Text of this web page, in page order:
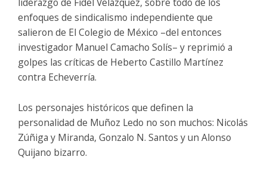
enfoques de sindicalismo independiente que
salieron de El Colegio de México –del entonces
investigador Manuel Camacho Solís– y reprimió a
golpes las críticas de Heberto Castillo Martínez
contra Echeverría.
Los personajes históricos que definen la
personalidad de Muñoz Ledo no son muchos: Nicolás
Zúñiga y Miranda, Gonzalo N. Santos y un Alonso
Quijano bizarro.